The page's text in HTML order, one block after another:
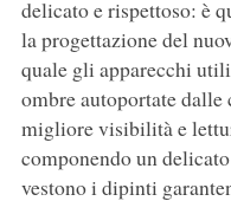
delicato e rispettoso: è
la progettazione del
quale gli apparecchi
ombre autoportate
migliore visibilità e
componendo un
vestono i dipinti